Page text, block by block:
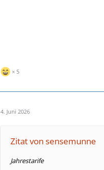
5
4. Juni 2026
Zitat von sensemunne
Jahrestarife